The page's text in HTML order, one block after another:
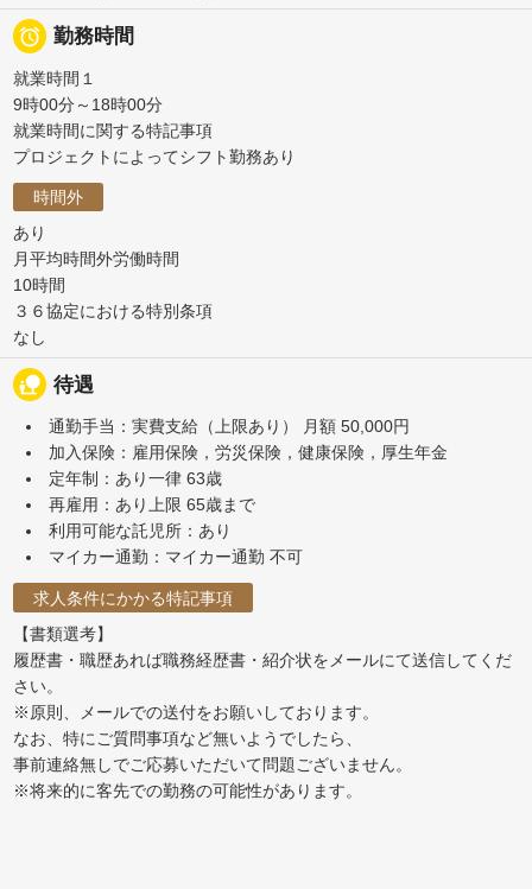
 勤務時間
就業時間１
9時00分～18時00分
就業時間に関する特記事項
プロジェクトによってシフト勤務あり
時間外
あり
月平均時間外労働時間
10時間
３６協定における特別条項
なし
nature_people 待遇
通勤手当：実費支給（上限あり） 月額 50,000円
加入保険：雇用保険，労災保険，健康保険，厚生年金
定年制：あり一律 63歳
再雇用：あり上限 65歳まで
利用可能な託児所：あり
マイカー通勤：マイカー通勤 不可
求人条件にかかる特記事項
【書類選考】
履歴書・職歴あれば職務経歴書・紹介状をメールにて送信してくだ
さい。
※原則、メールでの送付をお願いしております。
なお、特にご質問事項など無いようでしたら、
事前連絡無しでご応募いただいて問題ございません。
※将来的に客先での勤務の可能性があります。